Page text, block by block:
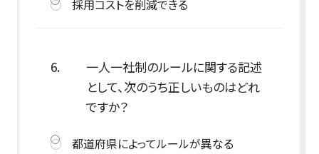
採用コストを削減できる
6.
一人一社制のルールに関する記述
として、次のうち正しいものはどれ
ですか？
都道府県によってルールが異なる